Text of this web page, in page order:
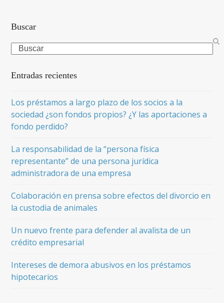
Buscar
Search
Entradas recientes
Los préstamos a largo plazo de los socios a la
sociedad ¿son fondos propios? ¿Y las aportaciones a
fondo perdido?
La responsabilidad de la “persona física
representante” de una persona jurídica
administradora de una empresa
Colaboración en prensa sobre efectos del divorcio en
la custodia de animales
Un nuevo frente para defender al avalista de un
crédito empresarial
Intereses de demora abusivos en los préstamos
hipotecarios